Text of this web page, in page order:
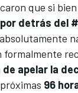
que si
detrás del
apelar la
96